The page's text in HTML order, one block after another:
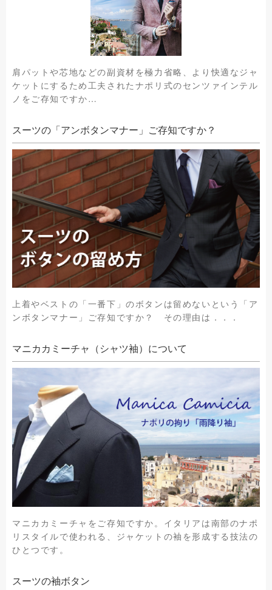
肩パットや芯地などの副資材を極力省略、より快適なジャ
ケットにするため工夫されたナポリ式のセンツァインテル
ノをご存知ですか…
スーツの「アンボタンマナー」ご存知ですか？
上着やベストの「一番下」のボタンは留めないという「ア
ンボタンマナー」ご存知ですか？ その理由は．．．
マニカカミーチャ（シャツ袖）について
マニカカミーチャをご存知ですか。イタリアは南部のナポ
リスタイルで使われる、ジャケットの袖を形成する技法の
ひとつです。
スーツの袖ボタン